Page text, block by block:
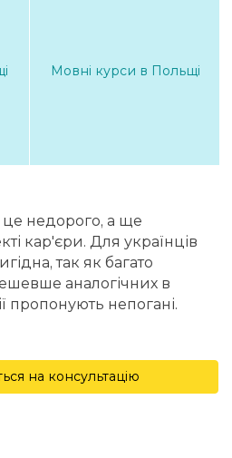
Мовні курси в Польщі
недорого, а ще
кар'єри. Для українців
так як багато
аналогічних в
пропонують непогані.
на консультацію